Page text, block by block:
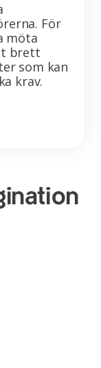
För
möta
brett
som kan
krav.